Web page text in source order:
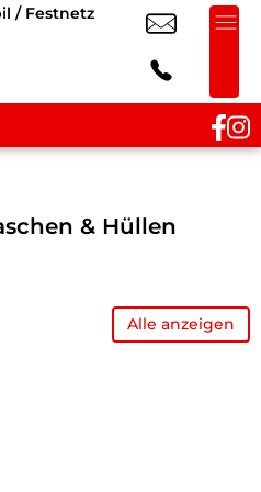
/ Festnetz
& Hüllen
Alle anzeigen